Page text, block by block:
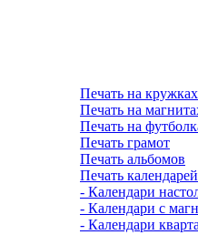
Печать на кружках
Печать на
Печать на
Печать грамот
Печать альбомов
Печать календарей
- Календари
- Календари с
- Календари